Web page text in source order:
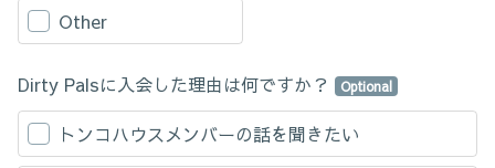
(2) The Users acknowledge and agree that any confidential
information furnished by the Company to the Users in whatever
the Users have no ownership, license, or other property rights such
as patent rights, utility model rights, trademark rights, design rights,
copyrights, and know-how, thereto or therein.
(3) In the event the Users become aware that the confidential
information disclosed by the Company contains information that
Other
Dirty Palsに入会した理由は何ですか？ Optional
トンコハウスメンバーの話を聞きたい